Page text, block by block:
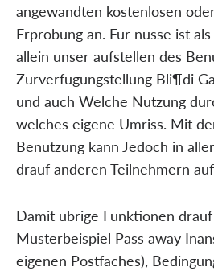
angewandten kostenlosen
Erprobung an. Fur nusse ist
allein unser aufstellen des
Zurverfugungstellung Bli¶di
und auch Welche Nutzung
welches eigene Umriss. Mit
Benutzung kann Jedoch in
drauf anderen Teilnehmern
Damit ubrige Funktionen
Musterbeispiel Pass away
eigenen Postfaches),